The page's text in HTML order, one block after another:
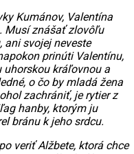
Kumánov, Valentína
Musí znášať zlovôľu
ani svojej neveste
prinúti Valentínu,
uhorskou kráľovnou a
o čo by mladá žena
zachrániť, je rytier z
hanby, ktorým ju
bránu k jeho srdcu.
veriť Alžbete, ktorá chce